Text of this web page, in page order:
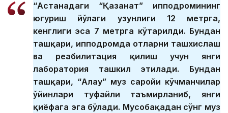
“Астанадаги “Қазанат” ипподромининг
югуриш йўлаги узунлиги 12 метрга,
кенглиги эса 7 метрга кўтарилди. Бундан
ташқари, ипподромда отларни ташхислаш
ва реабилитация қилиш учун янги
лаборатория ташкил этилади. Бундан
ташқари, “Алау” муз саройи кўчманчилар
ўйинлари туфайли таъмирланиб, янги
қиёфага эга бўлади. Мусобақадан сўнг муз